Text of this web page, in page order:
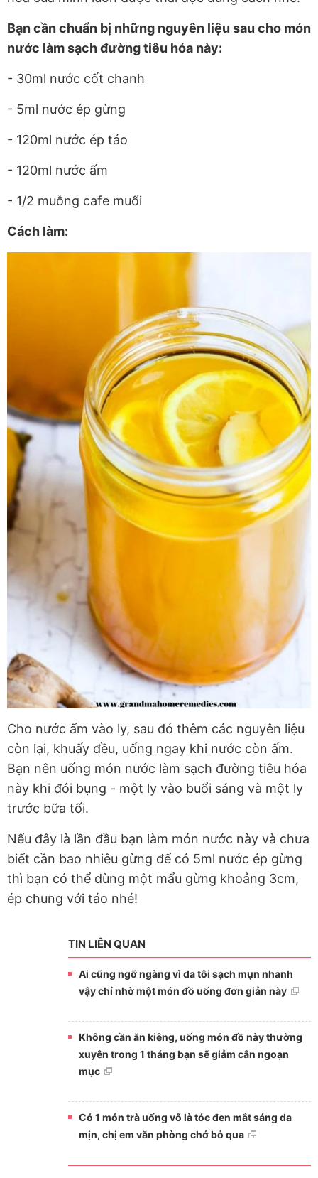
Bạn cần chuẩn bị những nguyên liệu sau cho món
nước làm sạch đường tiêu hóa này:
- 30ml nước cốt chanh
- 5ml nước ép gừng
- 120ml nước ép táo
- 120ml nước ấm
- 1/2 muỗng cafe muối
Cách làm:
Cho nước ấm vào ly, sau đó thêm các nguyên liệu
còn lại, khuấy đều, uống ngay khi nước còn ấm.
Bạn nên uống món nước làm sạch đường tiêu hóa
này khi đói bụng - một ly vào buổi sáng và một ly
trước bữa tối.
Nếu đây là lần đầu bạn làm món nước này và chưa
biết cần bao nhiêu gừng để có 5ml nước ép gừng
thì bạn có thể dùng một mẩu gừng khoảng 3cm,
ép chung với táo nhé!
TIN LIÊN QUAN
Ai cũng ngỡ ngàng vì da tôi sạch mụn nhanh
vậy chỉ nhờ một món đồ uống đơn giản này
Không cần ăn kiêng, uống món đồ này thường
xuyên trong 1 tháng bạn sẽ giảm cân ngoạn
mục
Có 1 món trà uống vô là tóc đen mắt sáng da
mịn, chị em văn phòng chớ bỏ qua